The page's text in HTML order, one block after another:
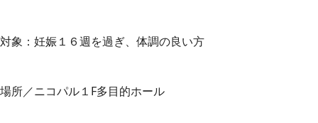
対象：妊娠１６週を過ぎ、体調の良い方
場所／ニコパル１F多目的ホール